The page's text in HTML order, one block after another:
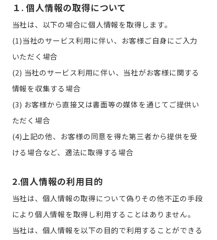
１. 個人情報の取得について
当社は、以下の場合に個人情報を取得します。
(1)当社のサービス利用に伴い、お客様ご自身にご入力
いただく場合
(2) 当社のサービス利用に伴い、当社がお客様に関する
情報を収集する場合
(3) お客様から直接又は書面等の媒体を通じてご提供い
ただく場合
(4)上記の他、お客様の同意を得た第三者から提供を受
ける場合など、適法に取得する場合
2.個人情報の利用目的
当社は、個人情報の取得について偽りその他不正の手段
により個人情報を取得し利用することはありません。
当社は、個人情報を以下の目的で利用することができる